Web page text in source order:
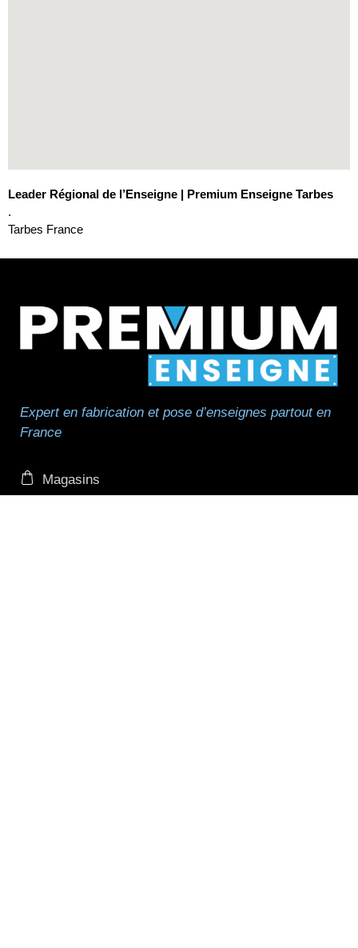
Leader Régional de l’Enseigne | Premium Enseigne Tarbes
.
Tarbes France
Expert en fabrication et pose d’enseignes partout en
France
Magasins